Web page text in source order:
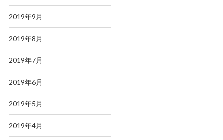
2019年9月
2019年8月
2019年7月
2019年6月
2019年5月
2019年4月